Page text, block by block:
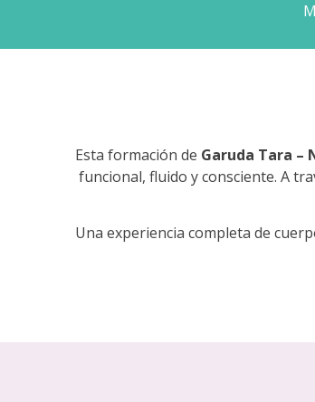
Esta formación de Garuda Tara –
funcional, fluido y consciente. A
Una experiencia completa de